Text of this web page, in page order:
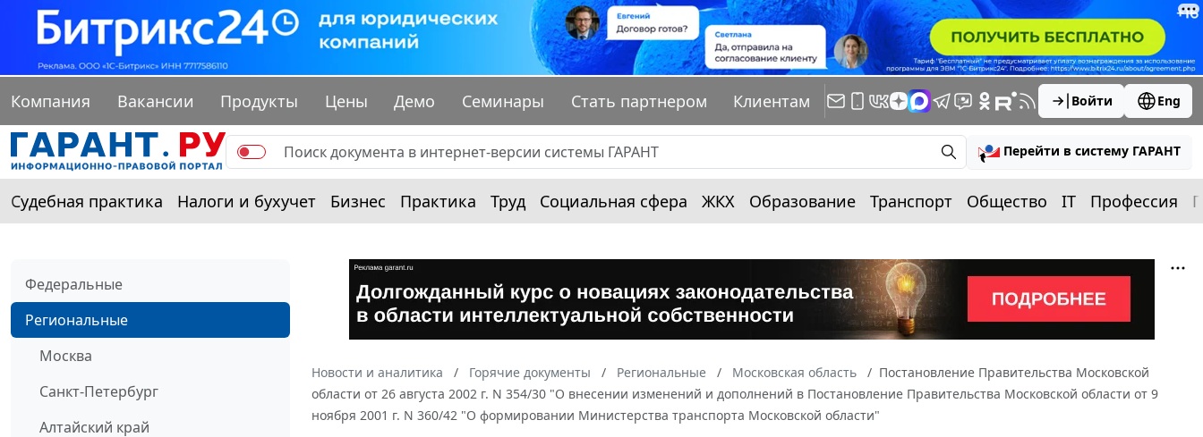
Компания Вакансии Продукты Цены Демо Семинары Стать партнером Клиентам Войти Eng
Перейти в систему ГАРАНТ
Судебная практика Налоги и бухучет Бизнес Практика Труд Социальная сфера ЖКХ Образование Транспорт Общество IT Профессия
Федеральные
Региональные
Москва
Санкт-Петербург
Алтайский край
Новости и аналитика Горячие документы Региональные Московская область
Постановление Правительства Московской
области от 26 августа 2002 г. N 354/30 "О внесении изменений и дополнений в Постановление Правительства Московской области от 9
ноября 2001 г. N 360/42 "О формировании Министерства транспорта Московской области"